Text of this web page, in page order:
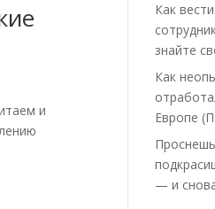
и
Как
знайте
Как
Европе
— и